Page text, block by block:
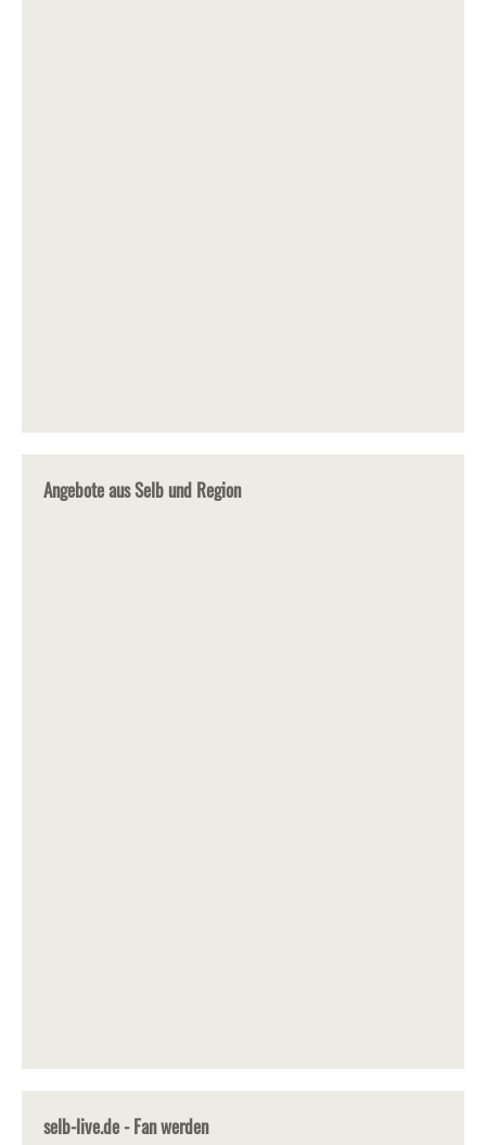
Angebote aus Selb und Region
selb-live.de - Fan werden